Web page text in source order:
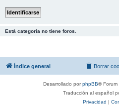
Está categoría no tiene foros.
Índice general Borrar
Desarrollado porphpBB® Forum
Traducción al español
Privacidad |